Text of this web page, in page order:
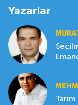
Yazarlar